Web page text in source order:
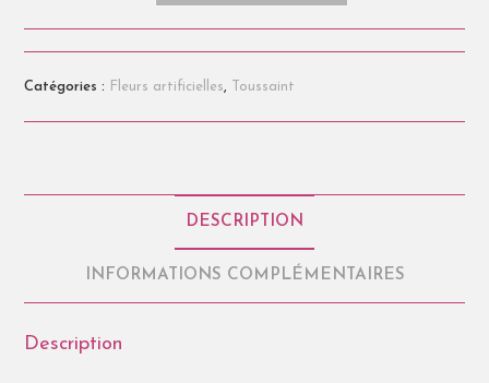
Catégories : Fleurs artificielles Toussaint
DESCRIPTION
INFORMATIONS COMPLÉMENTAIRES
Description